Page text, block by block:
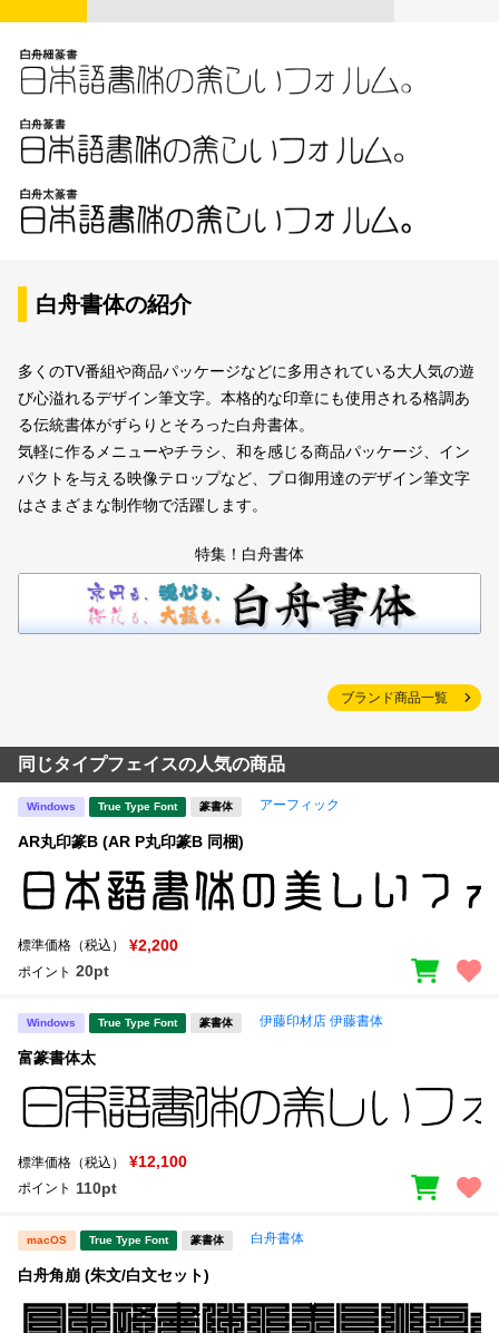
白舟書体の紹介
多くのTV番組や商品パッケージなどに多用されている大人気の遊
び心溢れるデザイン筆文字。本格的な印章にも使用される格調あ
る伝統書体がずらりとそろった白舟書体。
気軽に作るメニューやチラシ、和を感じる商品パッケージ、イン
パクトを与える映像テロップなど、プロ御用達のデザイン筆文字
はさまざまな制作物で活躍します。
特集！白舟書体
ブランド商品一覧
同じタイプフェイスの人気の商品
Windows True Type Font 篆書体 アーフィック
AR丸印篆B (AR P丸印篆B 同梱)
標準価格（税込） ¥2,200
ポイント 20pt
Windows True Type Font 篆書体 伊藤印材店 伊藤書体
富篆書体太
標準価格（税込） ¥12,100
ポイント 110pt
macOS True Type Font 篆書体 白舟書体
白舟角崩 (朱文/白文セット)